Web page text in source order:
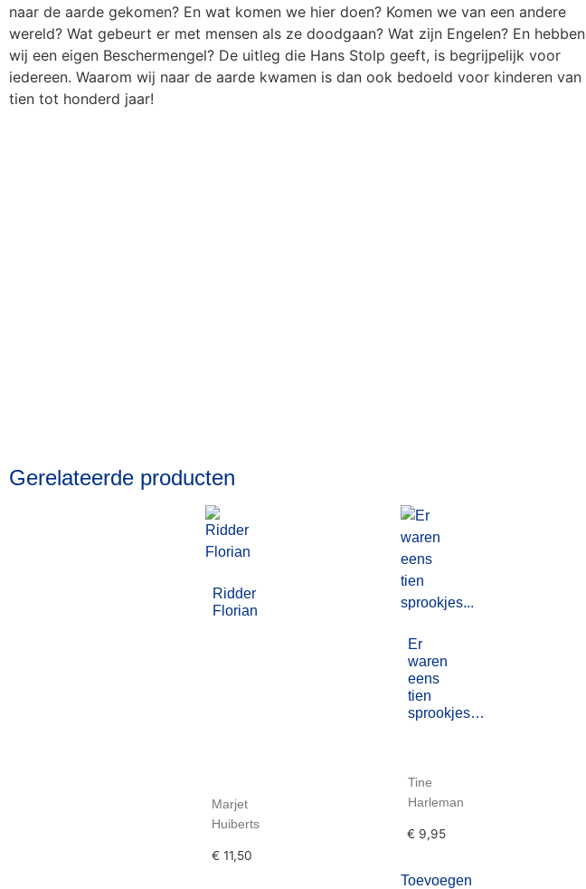
naar de aarde gekomen? En wat komen we hier doen? Komen we van een andere
wereld? Wat gebeurt er met mensen als ze doodgaan? Wat zijn Engelen? En hebben
wij een eigen Beschermengel? De uitleg die Hans Stolp geeft, is begrijpelijk voor
iedereen. Waarom wij naar de aarde kwamen is dan ook bedoeld voor kinderen van
tien tot honderd jaar!
Gerelateerde producten
Ridder
Florian
Marjet
Huiberts
€ 11,50
Er
waren
eens
tien
sprookjes…
Tine
Harleman
€ 9,95
Toevoegen